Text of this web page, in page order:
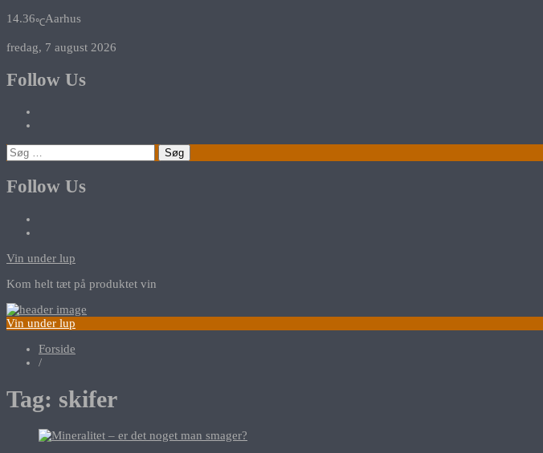
14.36℃Aarhus
fredag, 7 august 2026
Follow Us
Søg
efter:
Follow Us
Vin under lup
Kom helt tæt på produktet vin
Vin under lup
Forside
/
Tag: skifer